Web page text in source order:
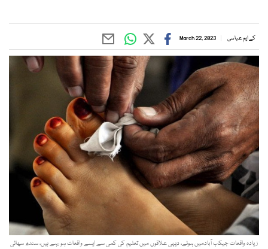
کے ایم عباسی March 22, 2023
زیادہ واقعات جیکب آبادمیں ہوئے، دیہی علاقوں میں تعلیم کی کمی سے ایسے واقعات ہو رہے ہیں، سندھ سھائی